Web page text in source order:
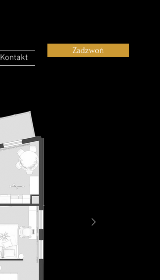
Kontakt
Zadzwoń